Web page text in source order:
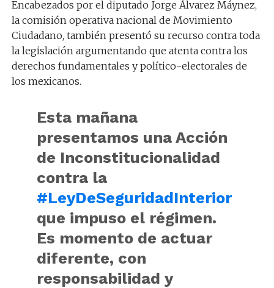
Encabezados por el diputado Jorge Álvarez Máynez,
la comisión operativa nacional de Movimiento
Ciudadano, también presentó su recurso contra toda
la legislación argumentando que atenta contra los
derechos fundamentales y político-electorales de
los mexicanos.
Esta mañana
presentamos una Acción
de Inconstitucionalidad
contra la
#LeyDeSeguridadInterior
que impuso el régimen.
Es momento de actuar
diferente, con
responsabilidad y